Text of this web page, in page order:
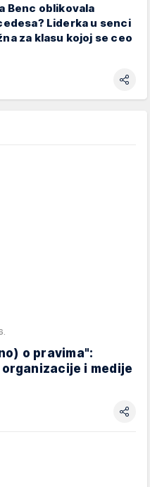
Benc oblikovala
Liderka u senci
za klasu kojoj se ceo
o pravima":
i medije